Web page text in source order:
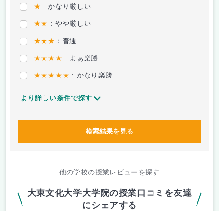
★ ：かなり厳しい
★★ ：やや厳しい
★★★ ：普通
★★★★ ：まぁ楽勝
★★★★★ ：かなり楽勝
より詳しい条件で探す
検索結果を見る
他の学校の授業レビューを探す
大東文化大学大学院の授業口コミを友達
にシェアする